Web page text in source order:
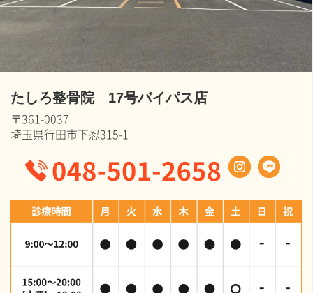
たしろ整骨院 17号バイパス店
〒361-0037
埼玉県行田市下忍315-1